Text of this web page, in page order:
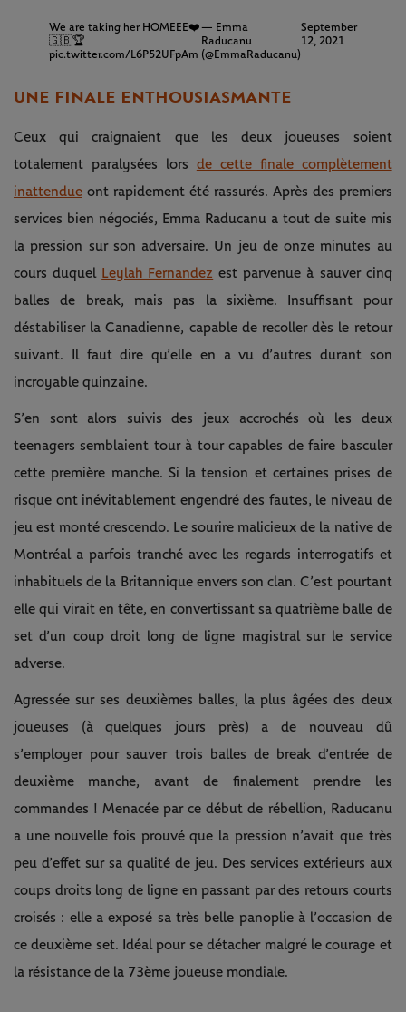
We are taking her HOMEEE❤️
🇬🇧🏆
pic.twitter.com/L6P52UFpAm
— Emma
Raducanu
(@EmmaRaducanu)
September
12, 2021
UNE FINALE ENTHOUSIASMANTE
Ceux qui craignaient que les deux joueuses soient
totalement paralysées lors de cette finale complètement
inattendue ont rapidement été rassurés. Après des premiers
services bien négociés, Emma Raducanu a tout de suite mis
la pression sur son adversaire. Un jeu de onze minutes au
cours duquel Leylah Fernandez est parvenue à sauver cinq
balles de break, mais pas la sixième. Insuffisant pour
déstabiliser la Canadienne, capable de recoller dès le retour
suivant. Il faut dire qu’elle en a vu d’autres durant son
incroyable quinzaine.
S’en sont alors suivis des jeux accrochés où les deux
teenagers semblaient tour à tour capables de faire basculer
cette première manche. Si la tension et certaines prises de
risque ont inévitablement engendré des fautes, le niveau de
jeu est monté crescendo. Le sourire malicieux de la native de
Montréal a parfois tranché avec les regards interrogatifs et
inhabituels de la Britannique envers son clan. C’est pourtant
elle qui virait en tête, en convertissant sa quatrième balle de
set d’un coup droit long de ligne magistral sur le service
adverse.
Agressée sur ses deuxièmes balles, la plus âgées des deux
joueuses (à quelques jours près) a de nouveau dû
s’employer pour sauver trois balles de break d’entrée de
deuxième manche, avant de finalement prendre les
commandes ! Menacée par ce début de rébellion, Raducanu
a une nouvelle fois prouvé que la pression n’avait que très
peu d’effet sur sa qualité de jeu. Des services extérieurs aux
coups droits long de ligne en passant par des retours courts
croisés : elle a exposé sa très belle panoplie à l’occasion de
ce deuxième set. Idéal pour se détacher malgré le courage et
la résistance de la 73ème joueuse mondiale.